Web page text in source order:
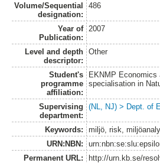
Volume/Sequential
designation:
486
Year of
Publication:
2007
Level and depth
descriptor:
Other
Student's
programme
affiliation:
EKNMP Economics
specialisation in
Supervising
department:
(NL, NJ) > Dept. of
Keywords:
miljö, risk,
URN:NBN:
Permanent URL:
http://urn.kb.se/